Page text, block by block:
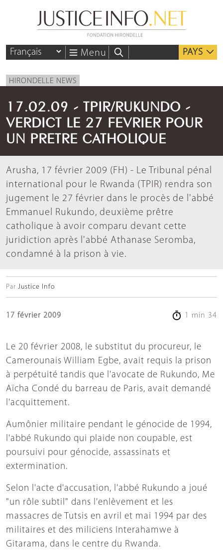
Menu PAYS
HIRONDELLE NEWS
17.02.09 - TPIR/RUKUNDO -
VERDICT LE 27 FEVRIER POUR
UN PRETRE CATHOLIQUE
Arusha, 17 février 2009 (FH) - Le Tribunal pénal
international pour le Rwanda (TPIR) rendra son
jugement le 27 février dans le procès de l'abbé
Emmanuel Rukundo, deuxième prêtre
catholique à avoir comparu devant cette
juridiction après l'abbé Athanase Seromba,
condamné à la prison à vie.
Par Justice Info
17 février 2009 1 min 34
Le 20 février 2008, le substitut du procureur, le
Camerounais William Egbe, avait requis la prison
à perpétuité tandis que l'avocate de Rukundo, Me
Aïcha Condé du barreau de Paris, avait demandé
l'acquittement.
Aumônier militaire pendant le génocide de 1994,
l'abbé Rukundo qui plaide non coupable, est
poursuivi pour génocide, assassinats et
extermination.
Selon l'acte d'accusation, l'abbé Rukundo a joué
"un rôle subtil" dans l'enlèvement et les
massacres de Tutsis en avril et mai 1994 par des
militaires et des miliciens Interahamwe à
Gitarama, dans le centre du Rwanda.